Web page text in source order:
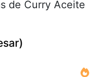
de Curry Aceite